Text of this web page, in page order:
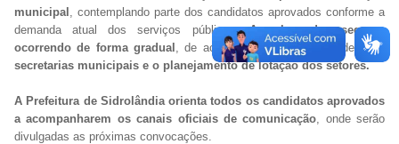
municipal , contemplando parte dos candidatos aprovados conforme a
demanda atual dos serviços públicos.As chamadas seguem
ocorrendo de forma gradual , de acordo com as necessidades das
secretarias municipais e o planejamento de lotação dos setores.
A Prefeitura de Sidrolândia orienta todos os candidatos aprovados
a acompanharem os canais oficiais de comunicação , onde serão
divulgadas as próximas convocações.